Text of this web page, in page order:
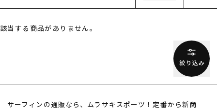
ポイント・クーポンもこのアプリで！
該当する商品がありません。
サーフィンの通販なら、ムラサキスポーツ！定番から新商